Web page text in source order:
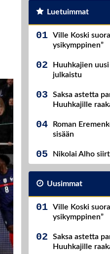
Luetuimmat
Ville Koski
ysikymppinen”
Huuhkajien
julkaistu
Saksa astetta
Huuhkajille
Roman
sisään
Nikolai Alho
Uusimmat
Ville Koski
ysikymppinen”
Saksa astetta
Huuhkajille